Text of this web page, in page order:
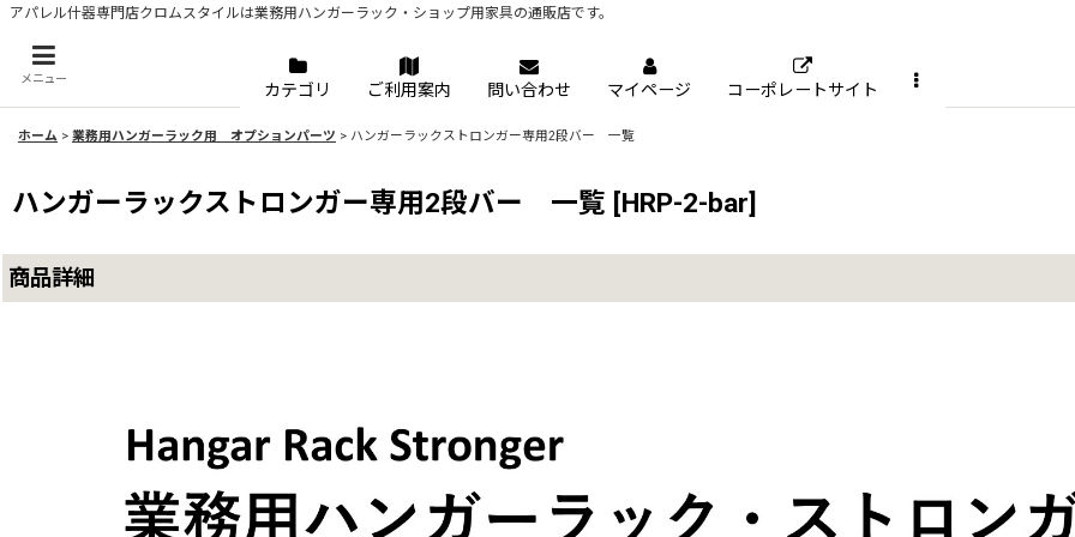
アパレル什器専門店クロムスタイルは業務用ハンガーラック・ショップ用家具の通販店です。
メニュー
カテゴリ ご利用案内 問い合わせ マイページ コーポレートサイト
ホーム > 業務用ハンガーラック用 オプションパーツ > ハンガーラックストロンガー専用2段バー 一覧
ハンガーラックストロンガー専用2段バー 一覧 [HRP-2-bar]
商品詳細